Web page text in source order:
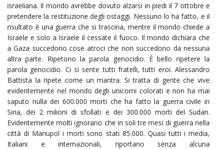
israeliana. Il mondo avrebbe dovuto alzarsi in piedi il 7 ottobre e
pretendere la restituzione degli ostaggi. Nessuno lo ha fatto, e il
risultato è una guerra che si trascina, mentre il mondo chiede a
Israele e solo a Israele il cessate il fuoco. Il mondo dichiara che
a Gaza succedono cose atroci che non succedono da nessuna
altra parte. Ripetono la parola genocidio. È bello ripetere la
parola genocidio. Ci si sente tutti fratelli, tutti eroi. Alessandro
Battista la ripete come un mantra. Si tratta di gente che vive
evidentemente nel mondo degli unicorni colorati e non ha mai
saputo nulla dei 600.000 morti che ha fatto la guerra civile in
Siria, dei 2 milioni di sfollati e dei 300.000 morti del Sudan.
Evidentemente molti ignorano che in soli tre mesi di guerra nella
città di Mariupol i morti sono stati 85.000. Quasi tutti i media,
Italiani e internazionali, riportano senza alcuna